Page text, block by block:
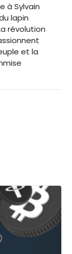
à Sylvain
lapin
révolution
et la